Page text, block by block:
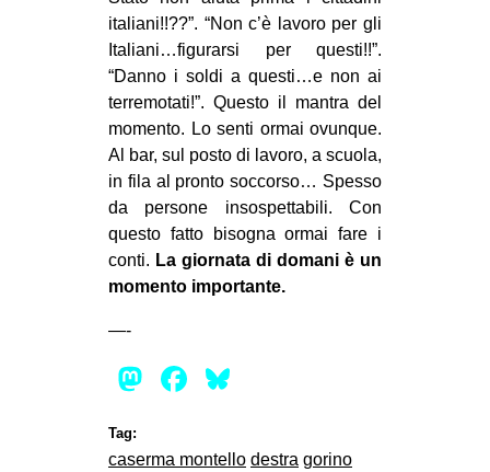
italiani!!??”. “Non c’è lavoro per gli
Italiani…figurarsi per questi!!”.
“Danno i soldi a questi…e non ai
terremotati!”. Questo il mantra del
momento. Lo senti ormai ovunque.
Al bar, sul posto di lavoro, a scuola,
in fila al pronto soccorso… Spesso
da persone insospettabili. Con
questo fatto bisogna ormai fare i
conti. La giornata di domani è un
momento importante.
—-
Mastodon
Facebook
Tag:
caserma montello destra gorino